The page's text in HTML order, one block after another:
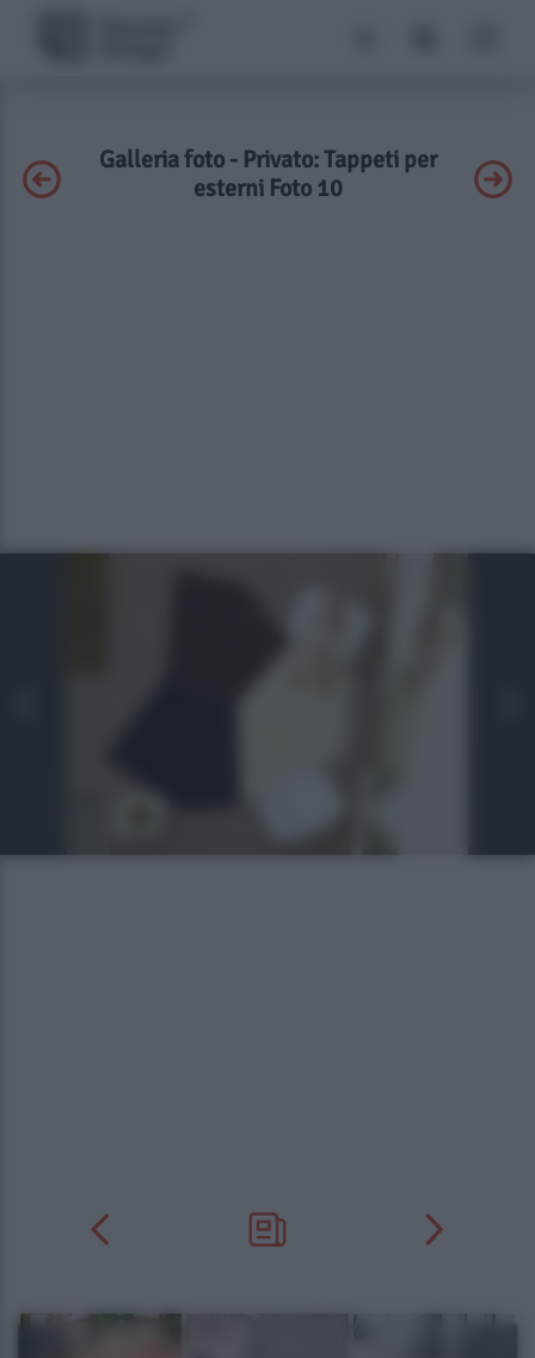
Galleria foto - Privato: Tappeti per
esterni Foto 10